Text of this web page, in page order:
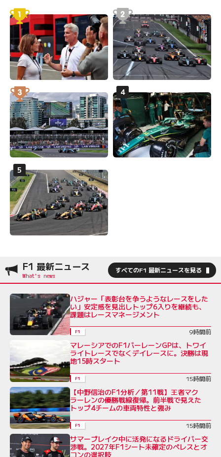
F1 最新ニュース すべてのF1 最新ニュースを見る
ハジャー「表彰台を争うようなレースをした
い」安定感を見出しトップ6入りを継続も、
課題はレースマネージメント
F1 9時間前
マレーシアでのF1バーレーンGPは、トワイ
ライトレースでなくデイレースに。決勝は現
地15時スタート
F1 15時間前
【中野信治のF1分析／第11戦】王者マク
ラーレンの優勝戦線復帰。前半戦で見えた
トップ4チームの車両特性と強み
F1 15時間前
サマーブレイク中に活発になるドライバー交
渉戦。2027年F1シート未確定のペレスとオ
コンの選択肢